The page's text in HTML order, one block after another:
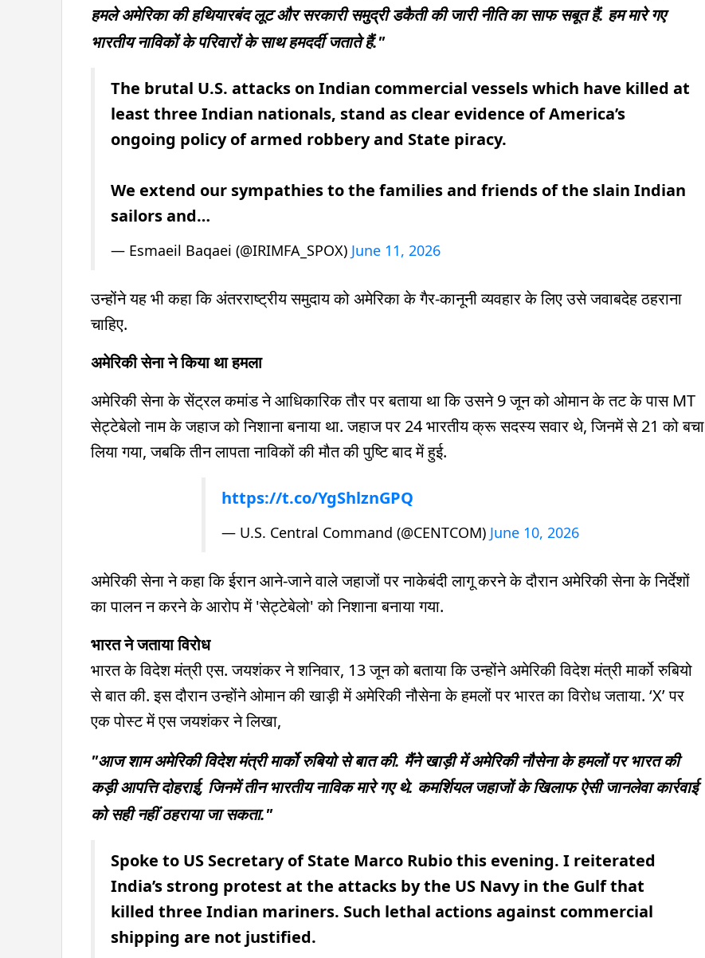
हमले अमेरिका की हथियारबंद लूट और सरकारी समुद्री डकैती की जारी नीति का साफ सबूत हैं. हम मारे गए
भारतीय नाविकों के परिवारों के साथ हमदर्दी जताते हैं."
The brutal U.S. attacks on Indian commercial vessels which have killed at
least three Indian nationals, stand as clear evidence of America’s
ongoing policy of armed robbery and State piracy.
We extend our sympathies to the families and friends of the slain Indian
sailors and…
— Esmaeil Baqaei (@IRIMFA_SPOX) June 11, 2026
उन्होंने यह भी कहा कि अंतरराष्ट्रीय समुदाय को अमेरिका के गैर-कानूनी व्यवहार के लिए उसे जवाबदेह ठहराना
चाहिए.
अमेरिकी सेना ने किया था हमला
अमेरिकी सेना के सेंट्रल कमांड ने आधिकारिक तौर पर बताया था कि उसने 9 जून को ओमान के तट के पास MT
सेट्टेबेलो नाम के जहाज को निशाना बनाया था. जहाज पर 24 भारतीय क्रू सदस्य सवार थे, जिनमें से 21 को बचा
लिया गया, जबकि तीन लापता नाविकों की मौत की पुष्टि बाद में हुई.
https://t.co/YgShlznGPQ
— U.S. Central Command (@CENTCOM) June 10, 2026
अमेरिकी सेना ने कहा कि ईरान आने-जाने वाले जहाजों पर नाकेबंदी लागू करने के दौरान अमेरिकी सेना के निर्देशों
का पालन न करने के आरोप में 'सेट्टेबेलो' को निशाना बनाया गया.
भारत ने जताया विरोध
भारत के विदेश मंत्री एस. जयशंकर ने शनिवार, 13 जून को बताया कि उन्होंने अमेरिकी विदेश मंत्री मार्को रुबियो
से बात की. इस दौरान उन्होंने ओमान की खाड़ी में अमेरिकी नौसेना के हमलों पर भारत का विरोध जताया. ‘X’ पर
एक पोस्ट में एस जयशंकर ने लिखा,
"आज शाम अमेरिकी विदेश मंत्री मार्को रुबियो से बात की. मैंने खाड़ी में अमेरिकी नौसेना के हमलों पर भारत की
कड़ी आपत्ति दोहराई, जिनमें तीन भारतीय नाविक मारे गए थे. कमर्शियल जहाजों के खिलाफ ऐसी जानलेवा कार्रवाई
को सही नहीं ठहराया जा सकता."
Spoke to US Secretary of State Marco Rubio this evening. I reiterated
India’s strong protest at the attacks by the US Navy in the Gulf that
killed three Indian mariners. Such lethal actions against commercial
shipping are not justified.